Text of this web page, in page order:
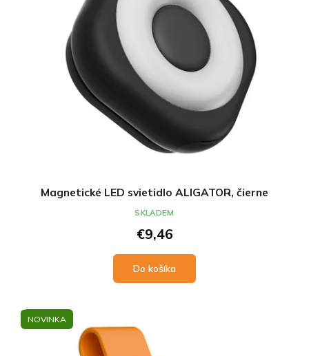
Magnetické LED svietidlo ALIGATOR, čierne
€9,46
Do košíka
SKLADEM
NOVINKA